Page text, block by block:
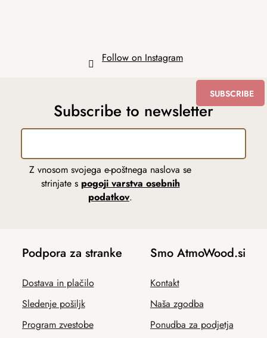
Follow on Instagram
Subscribe to newsletter
Z vnosom svojega e-poštnega naslova se
strinjate s pogoji varstva osebnih
podatkov.
SUBSCRIBE
Podpora za stranke
Dostava in plačilo
Sledenje pošiljk
Program zvestobe
Smo AtmoWood.si
Kontakt
Naša zgodba
Ponudba za podjetja